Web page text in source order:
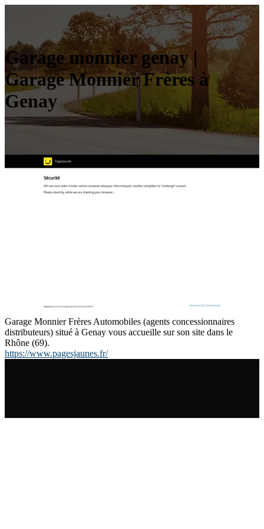
Garage monnier genay |
Garage Monnier Frères à
Genay
Garage Monnier Frères Automobiles (agents concessionnaires
distributeurs) situé à Genay vous accueille sur son site dans le
Rhône (69).
https://www.pagesjaunes.fr/